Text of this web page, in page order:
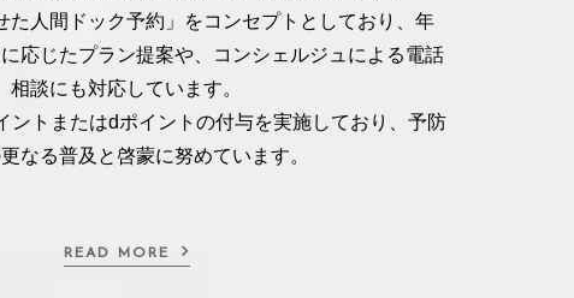
た人間ドック予約」をコンセプトとしており、年
応じたプラン提案や、コンシェルジュによる電話
相談にも対応しています。
ントまたはdポイントの付与を実施しており、予防
なる普及と啓蒙に努めています。
READ MORE